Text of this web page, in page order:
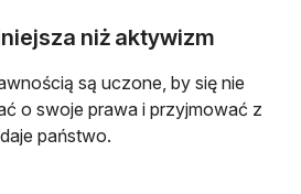
niż aktywizm
są uczone, by się nie
o swoje prawa i przyjmować z
państwo.